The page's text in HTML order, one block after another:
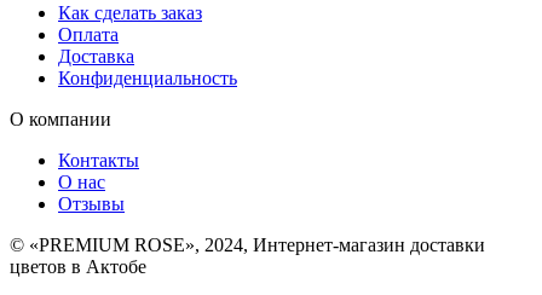
Как сделать заказ
Оплата
Доставка
Конфиденциальность
О компании
Контакты
О нас
Отзывы
© «PREMIUM ROSE», 2024, Интернет-магазин доставки
цветов в Актобе